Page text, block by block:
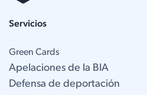
Servicios
Green Cards
Apelaciones de la BIA
Defensa de deportación